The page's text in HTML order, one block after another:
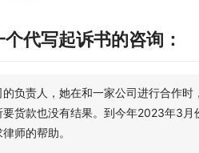
代写起诉书的咨询：
负责人，她在和一家公司进行合作
货款也没有结果。到今年2023年3
师的帮助。